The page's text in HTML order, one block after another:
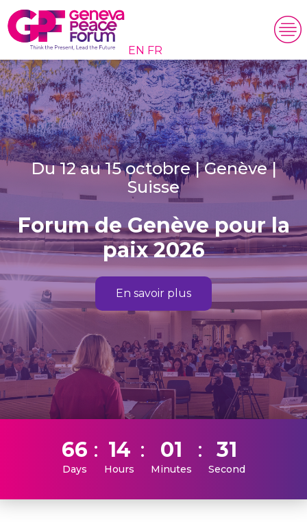
EN FR
Du 12 au 15 octobre | Genève |
Suisse
Forum de Genève pour la
paix 2026
En savoir plus
66
Days
14
Hours
01
Minutes
30
Second